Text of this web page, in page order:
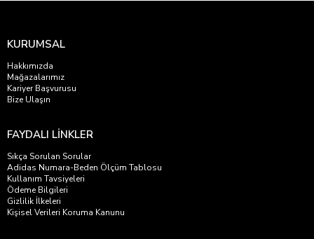
KURUMSAL
Hakkımızda
Mağazalarımız
Kariyer Başvurusu
Bize Ulaşın
FAYDALI LİNKLER
Sıkça Sorulan Sorular
Adidas Numara-Beden Ölçüm Tablosu
Kullanım Tavsiyeleri
Ödeme Bilgileri
Gizlilik İlkeleri
Kişisel Verileri Koruma Kanunu